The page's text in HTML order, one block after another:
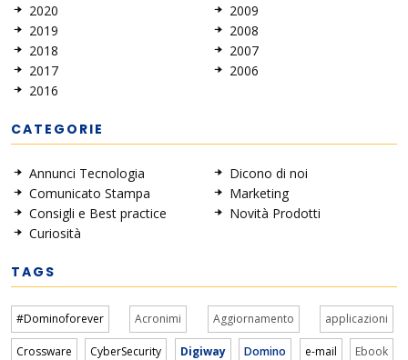
2020
2019
2018
2017
2016
2009
2008
2007
2006
CATEGORIE
Annunci Tecnologia
Comunicato Stampa
Consigli e Best practice
Curiosità
Dicono di noi
Marketing
Novità Prodotti
TAGS
#Dominoforever Acronimi Aggiornamento applicazioni
Crossware CyberSecurity Digiway Domino e-mail Ebook